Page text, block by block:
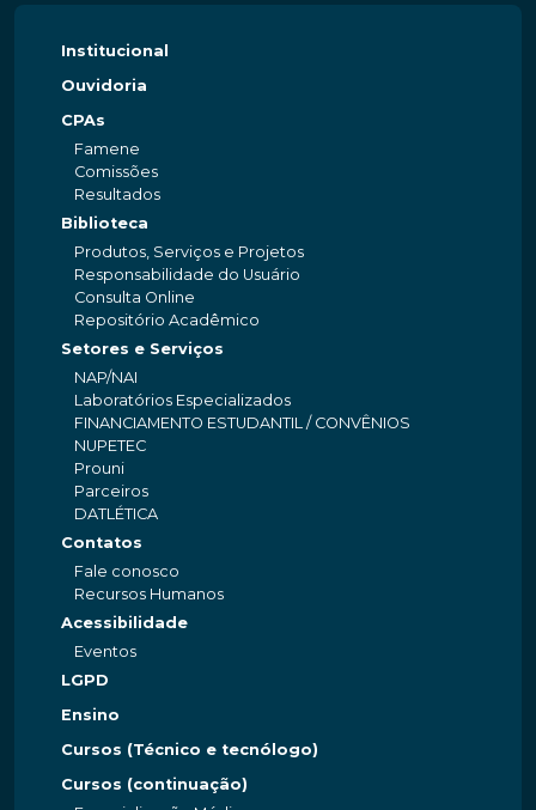
Institucional
Ouvidoria
CPAs
Famene
Comissões
Resultados
Biblioteca
Produtos, Serviços e Projetos
Responsabilidade do Usuário
Consulta Online
Repositório Acadêmico
Setores e Serviços
NAP/NAI
Laboratórios Especializados
FINANCIAMENTO ESTUDANTIL / CONVÊNIOS
NUPETEC
Prouni
Parceiros
DATLÉTICA
Contatos
Fale conosco
Recursos Humanos
Acessibilidade
Eventos
LGPD
Ensino
Cursos (Técnico e tecnólogo)
Cursos (continuação)